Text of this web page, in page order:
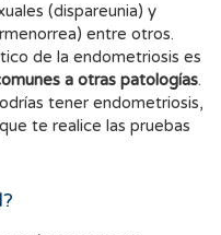
(dispareunia) y
entre otros.
de la endometriosis es
a otras patologías.
tener endometriosis,
te realice las pruebas